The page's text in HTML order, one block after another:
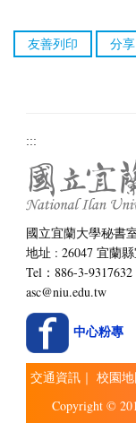
友善列印 分享
:::
國立宜蘭大學秘書
地址 : 26047 宜蘭
Tel：886-3-
asc@niu.edu.tw
中心粉專
交通資訊 ｜ 校園
Copyright ©